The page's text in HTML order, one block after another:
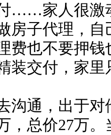
……家人很激
房子代理，
费也不要押
装交付，家
通，出于对
，总价27万